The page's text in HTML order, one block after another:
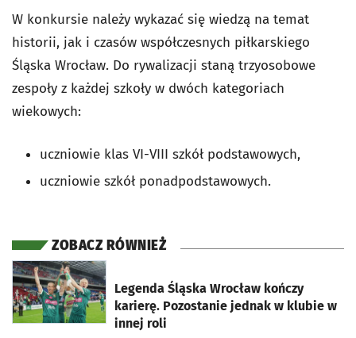
W konkursie należy wykazać się wiedzą na temat
historii, jak i czasów współczesnych piłkarskiego
Śląska Wrocław. Do rywalizacji staną trzyosobowe
zespoły z każdej szkoły w dwóch kategoriach
wiekowych:
uczniowie klas VI-VIII szkół podstawowych,
uczniowie szkół ponadpodstawowych.
ZOBACZ RÓWNIEŻ
Legenda Śląska Wrocław kończy
karierę. Pozostanie jednak w klubie w
innej roli
otworzy się w nowej karcie